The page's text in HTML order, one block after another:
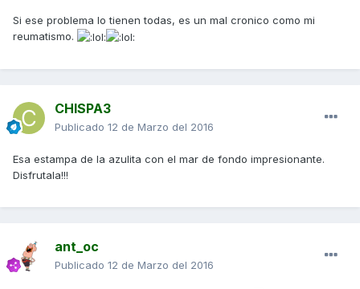
Si ese problema lo tienen todas, es un mal cronico como mi
reumatismo.
CHISPA3
Publicado 12 de Marzo del 2016
Esa estampa de la azulita con el mar de fondo impresionante.
Disfrutala!!!
ant_oc
Publicado 12 de Marzo del 2016